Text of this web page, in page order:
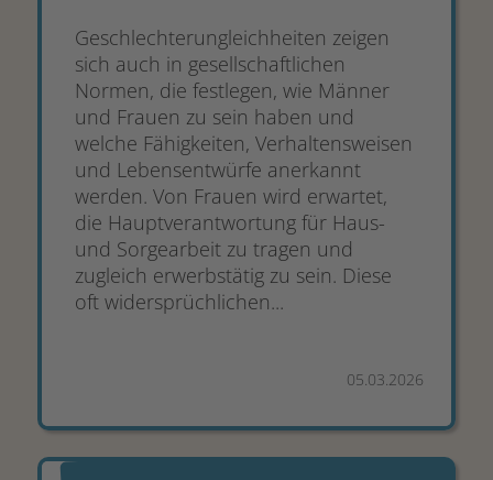
Geschlechterungleichheiten zeigen
sich auch in gesellschaftlichen
Normen, die festlegen, wie Männer
und Frauen zu sein haben und
welche Fähigkeiten, Verhaltensweisen
und Lebensentwürfe anerkannt
werden. Von Frauen wird erwartet,
die Hauptverantwortung für Haus-
und Sorgearbeit zu tragen und
zugleich erwerbstätig zu sein. Diese
oft widersprüchlichen...
05.03.2026